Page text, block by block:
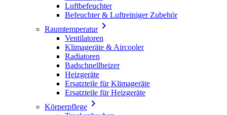
Luftbefeuchter
Befeuchter & Luftreiniger Zubehör
Raumtemperatur
Ventilatoren
Klimageräte & Aircooler
Radiatoren
Badschnellheizer
Heizgeräte
Ersatzteile für Klimageräte
Ersatzteile für Heizgeräte
Körperpflege 